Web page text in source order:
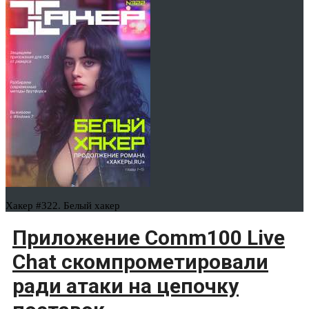
Хакер #322. Белый хакер
Приложение Comm100 Live
Chat скомпрометировали
ради атаки на цепочку